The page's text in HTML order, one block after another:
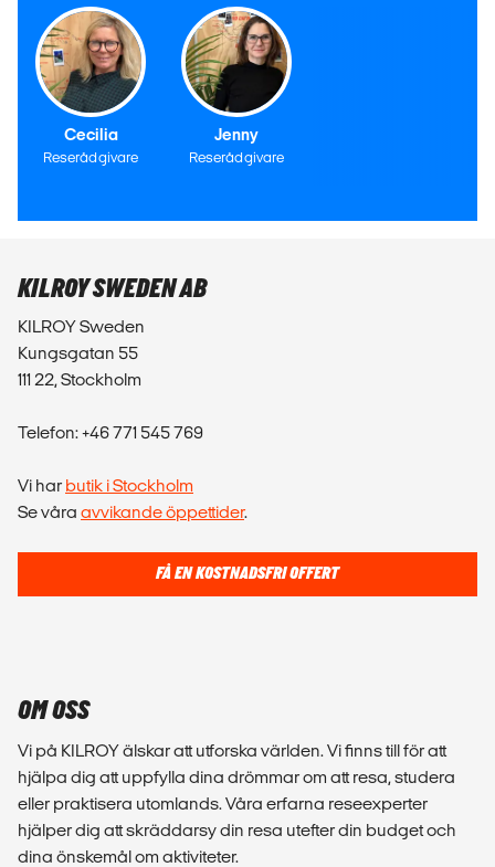
Cecilia
Reserådgivare
Jenny
Reserådgivare
KILROY SWEDEN AB
KILROY Sweden
Kungsgatan 55
111 22, Stockholm
Telefon: +46 771 545 769
Vi har butik i Stockholm
Se våra avvikande öppettider.
FÅ EN KOSTNADSFRI OFFERT
OM OSS
Vi på KILROY älskar att utforska världen. Vi finns till för att
hjälpa dig att uppfylla dina drömmar om att resa, studera
eller praktisera utomlands. Våra erfarna reseexperter
hjälper dig att skräddarsy din resa utefter din budget och
dina önskemål om aktiviteter.